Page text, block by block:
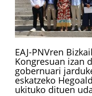
EAJ-PNVren
Kongresuan izan
gobernuari
eskatzeko
ukituko dituen